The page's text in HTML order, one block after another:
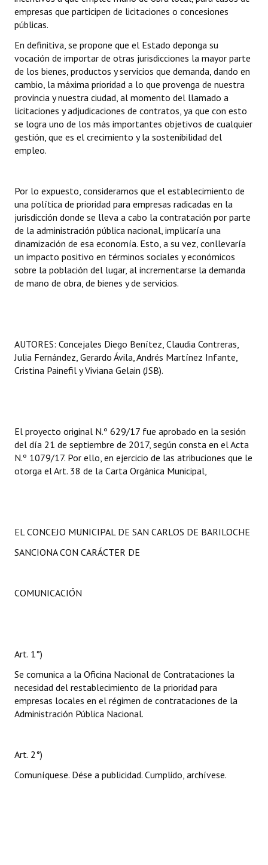
empresas que participen de licitaciones o concesiones
públicas.
En definitiva, se propone que el Estado deponga su
vocación de importar de otras jurisdicciones la mayor parte
de los bienes, productos y servicios que demanda, dando en
cambio, la máxima prioridad a lo que provenga de nuestra
provincia y nuestra ciudad, al momento del llamado a
licitaciones y adjudicaciones de contratos, ya que con esto
se logra uno de los más importantes objetivos de cualquier
gestión, que es el crecimiento y la sostenibilidad del
empleo.
Por lo expuesto, consideramos que el establecimiento de
una política de prioridad para empresas radicadas en la
jurisdicción donde se lleva a cabo la contratación por parte
de la administración pública nacional, implicaría una
dinamización de esa economía. Esto, a su vez, conllevaría
un impacto positivo en términos sociales y económicos
sobre la población del lugar, al incrementarse la demanda
de mano de obra, de bienes y de servicios.
AUTORES: Concejales Diego Benítez, Claudia Contreras,
Julia Fernández, Gerardo Ávila, Andrés Martínez Infante,
Cristina Painefil y Viviana Gelain (JSB).
El proyecto original N.º 629/17 fue aprobado en la sesión
del día 21 de septiembre de 2017, según consta en el Acta
N.º 1079/17. Por ello, en ejercicio de las atribuciones que le
otorga el Art. 38 de la Carta Orgánica Municipal,
EL CONCEJO MUNICIPAL DE SAN CARLOS DE BARILOCHE
SANCIONA CON CARÁCTER DE
COMUNICACIÓN
Art. 1°)
Se comunica a la Oficina Nacional de Contrataciones la
necesidad del restablecimiento de la prioridad para
empresas locales en el régimen de contrataciones de la
Administración Pública Nacional.
Art. 2°)
Comuníquese. Dése a publicidad. Cumplido, archívese.